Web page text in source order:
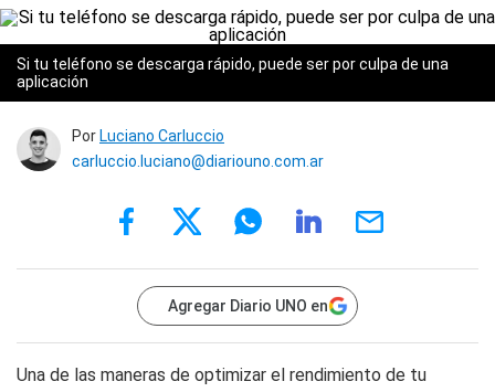
Si tu teléfono se descarga rápido, puede ser por culpa de una
aplicación
Por Luciano Carluccio
carluccio.luciano@diariouno.com.ar
Agregar Diario UNO en
Una de las maneras de optimizar el rendimiento de tu